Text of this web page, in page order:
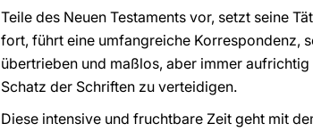
Teile des Neuen Testaments vor, setzt seine
fort, führt eine umfangreiche Korrespondenz,
übertrieben und maßlos, aber immer
Schatz der Schriften zu verteidigen.
Diese intensive und fruchtbare Zeit geht mit